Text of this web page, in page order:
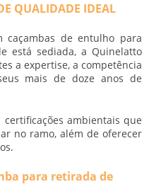
QUALIDADE IDEAL
caçambas de entulho para
está sediada, a Quinelatto
a expertise, a competência
mais de doze anos de
ambientais que
no ramo, além de oferecer
para retirada de